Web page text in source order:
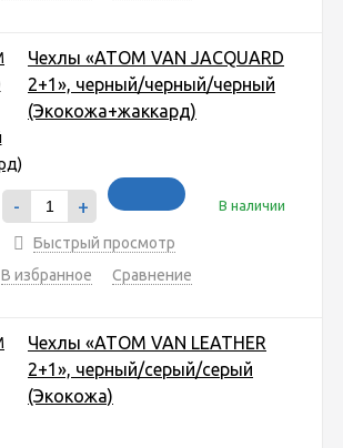
Чехлы «ATOM VAN JACQUARD
2+1», черный/черный/черный
(Экокожа+жаккард)
- + В наличии
Быстрый просмотр
В избранное
Сравнение
Чехлы «ATOM VAN LEATHER
2+1», черный/серый/серый
(Экокожа)